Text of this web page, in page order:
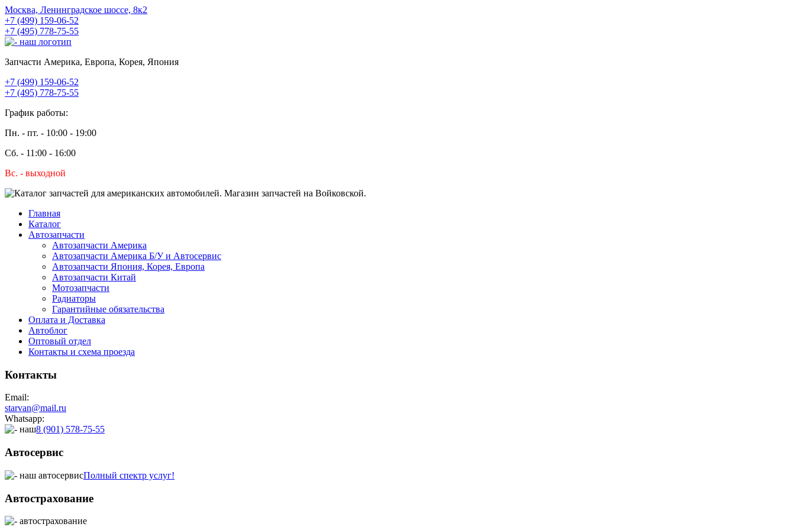
Москва, Ленинградское шоссе, 8к2
+7 (499) 159-06-52
+7 (495) 778-75-55
Запчасти Америка, Европа, Корея, Япония
+7 (499) 159-06-52
+7 (495) 778-75-55
График работы:
Пн. - пт. - 10:00 - 19:00
Сб. - 11:00 - 16:00
Вс. - выходной
Главная
Каталог
Автозапчасти
Автозапчасти Америка
Автозапчасти Америка Б/У и Автосервис
Автозапчасти Япония, Корея, Европа
Автозапчасти Китай
Мотозапчасти
Радиаторы
Гарантийные обязательства
Оплата и Доставка
Автоблог
Оптовый отдел
Контакты и схема проезда
Контакты
Email:
starvan@mail.ru
Whatsapp:
8 (901) 578-75-55
Автосервис
Полный спектр услуг!
Автострахование